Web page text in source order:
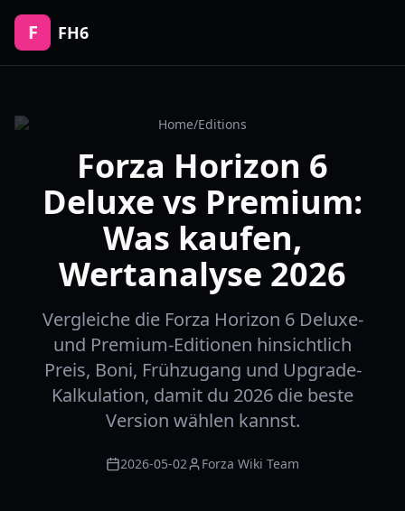
F FH6
Home/Editions
Forza Horizon 6
Deluxe vs Premium:
Was kaufen,
Wertanalyse 2026
Vergleiche die Forza Horizon 6 Deluxe-
und Premium-Editionen hinsichtlich
Preis, Boni, Frühzugang und Upgrade-
Kalkulation, damit du 2026 die beste
Version wählen kannst.
2026-05-02 Forza Wiki Team